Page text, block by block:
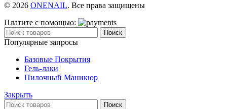
© 2026 ONENAIL. Все права защищены
Платите с помощью:
Поиск
Популярные запросы
Базовые Покрытия
Гель-лаки
Пилочный Маникюр
Закрыть
Поиск